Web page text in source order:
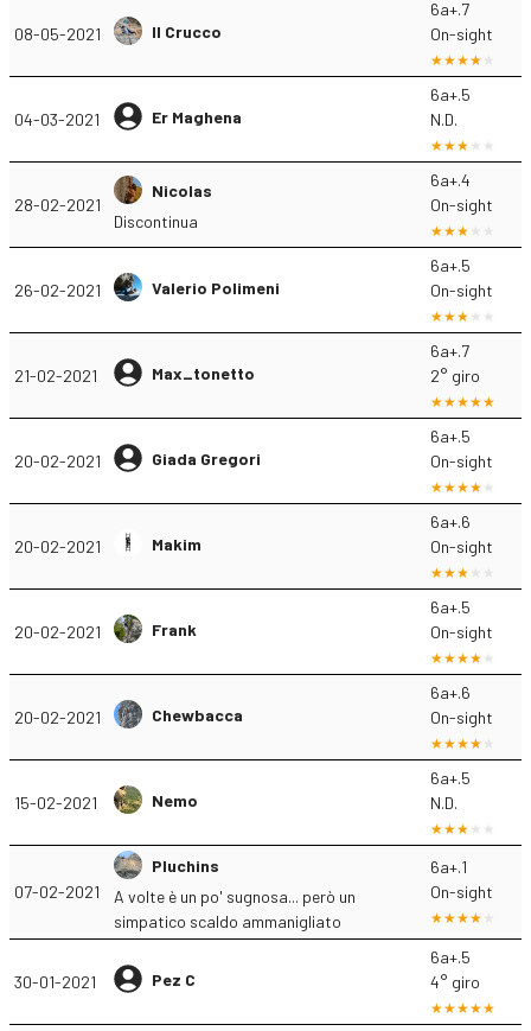
08-05-2021 Il Crucco
6a+.7
On-sight
04-03-2021 Er Maghena
6a+.5
N.D.
28-02-2021
Nicolas
Discontinua
6a+.4
On-sight
26-02-2021 Valerio Polimeni
6a+.5
On-sight
21-02-2021 Max_tonetto
6a+.7
2° giro
20-02-2021 Giada Gregori
6a+.5
On-sight
20-02-2021 Makim
6a+.6
On-sight
20-02-2021 Frank
6a+.5
On-sight
20-02-2021 Chewbacca
6a+.6
On-sight
15-02-2021 Nemo
6a+.5
N.D.
07-02-2021
Pluchins
A volte è un po' sugnosa... però un
simpatico scaldo ammanigliato
6a+.1
On-sight
30-01-2021 Pez C
6a+.5
4° giro